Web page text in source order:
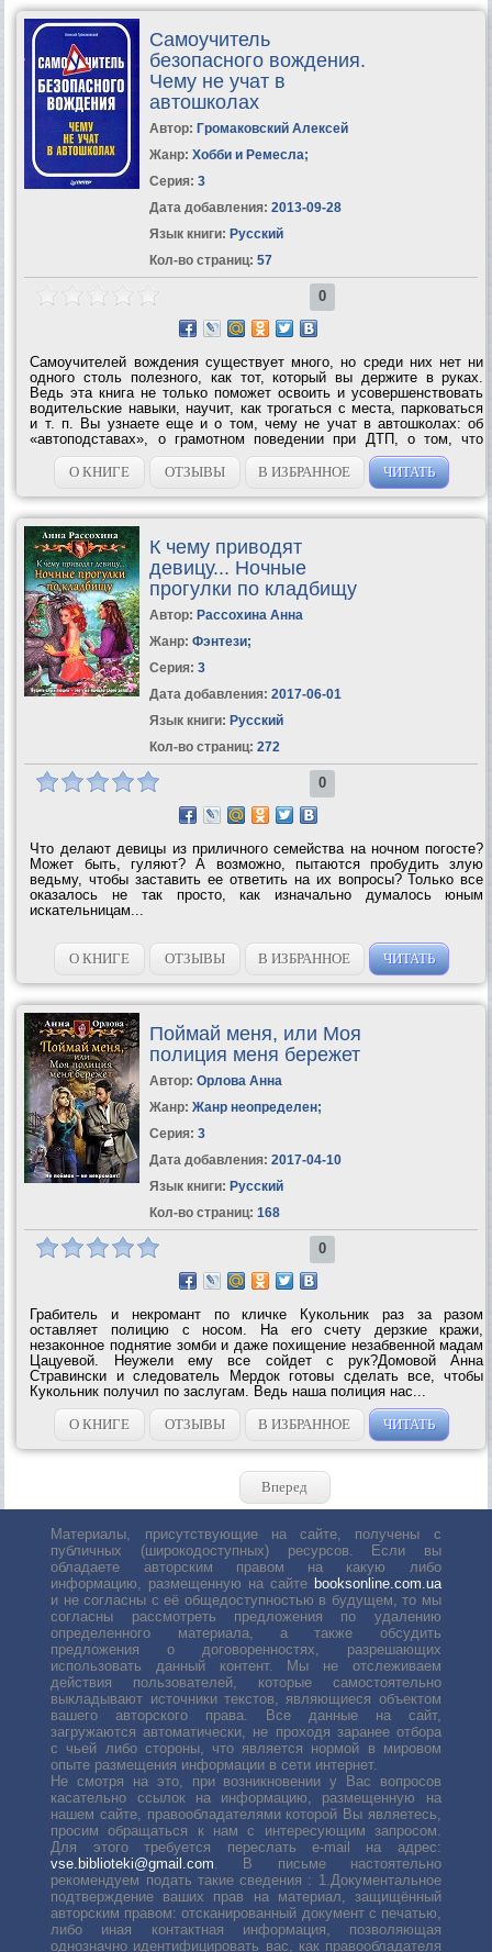
Самоучитель
безопасного вождения.
Чему не учат в
автошколах
Автор: Громаковский Алексей
Жанр: Хобби и Ремесла;
Серия: 3
Дата добавления: 2013-09-28
Язык книги: Русский
Кол-во страниц: 57
0
Самоучителей вождения существует много, но среди них нет ни
одного столь полезного, как тот, который вы держите в руках.
Ведь эта книга не только поможет освоить и усовершенствовать
водительские навыки, научит, как трогаться с места, парковаться
и т. п. Вы узнаете еще и о том, чему не учат в автошколах: об
«автоподставах», о грамотном поведении при ДТП, о том, что
делать, если вашу машину утянул эвакуатор, о способах
вождения неисправного...
О КНИГЕ ОТЗЫВЫ В ИЗБРАННОЕ ЧИТАТЬ
К чему приводят
девицу... Ночные
прогулки по кладбищу
Автор: Рассохина Анна
Жанр: Фэнтези;
Серия: 3
Дата добавления: 2017-06-01
Язык книги: Русский
Кол-во страниц: 272
0
Что делают девицы из приличного семейства на ночном погосте?
Может быть, гуляют? А возможно, пытаются пробудить злую
ведьму, чтобы заставить ее ответить на их вопросы? Только все
оказалось не так просто, как изначально думалось юным
искательницам...
О КНИГЕ ОТЗЫВЫ В ИЗБРАННОЕ ЧИТАТЬ
Поймай меня, или Моя
полиция меня бережет
Автор: Орлова Анна
Жанр: Жанр неопределен;
Серия: 3
Дата добавления: 2017-04-10
Язык книги: Русский
Кол-во страниц: 168
0
Грабитель и некромант по кличке Кукольник раз за разом
оставляет полицию с носом. На его счету дерзкие кражи,
незаконное поднятие зомби и даже похищение незабвенной мадам
Цацуевой. Неужели ему все сойдет с рук?Домовой Анна
Стравински и следователь Мердок готовы сделать все, чтобы
Кукольник получил по заслугам. Ведь наша полиция нас...
О КНИГЕ
ОТЗЫВЫ В ИЗБРАННОЕ ЧИТАТЬ
Вперед
Материалы, присутствующие на сайте, получены с
публичных (широкодоступных) ресурсов. Если вы
обладаете авторским правом на какую либо
информацию, размещенную на сайте booksonline.com.ua
и не согласны с её общедоступностью в будущем, то мы
согласны рассмотреть предложения по удалению
определенного материала, а также обсудить
предложения о договоренностях, разрешающих
использовать данный контент. Мы не отслеживаем
действия пользователей, которые самостоятельно
выкладывают источники текстов, являющиеся объектом
вашего авторского права. Все данные на сайт,
загружаются автоматически, не проходя заранее отбора
с чьей либо стороны, что является нормой в мировом
опыте размещения информации в сети интернет.
Не смотря на это, при возникновении у Вас вопросов
касательно ссылок на информацию, размещенную на
нашем сайте, правообладателями которой Вы являетесь,
просим обращаться к нам с интересующим запросом.
Для этого требуется переслать е-mail на адрес:
vse.biblioteki@gmail.com . В письме настоятельно
рекомендуем подать такие сведения : 1.Документальное
подтверждение ваших прав на материал, защищённый
авторским правом: отсканированный документ с печатью,
либо иная контактная информация, позволяющая
однозначно идентифицировать вас, как правообладателя